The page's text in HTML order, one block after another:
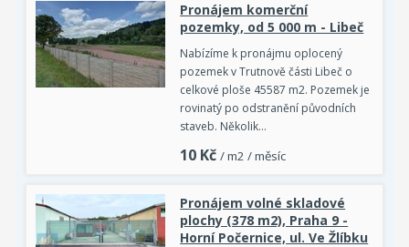
Pronájem komerční
pozemky, od 5 000 m - Libeč
Nabízíme k pronájmu oplocený
pozemek v Trutnově části Libeč o
celkové ploše 45587 m2. Pozemek je
rovinatý po odstranění původních
staveb. Několik…
10 Kč / m2 / měsíc
Pronájem volné skladové
plochy (378 m2), Praha 9 -
Horní Počernice, ul. Ve Žlíbku